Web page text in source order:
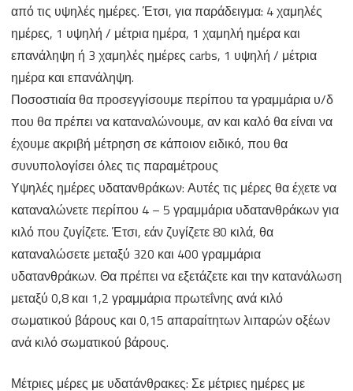
από τις υψηλές ημέρες. Έτσι, για παράδειγμα: 4 χαμηλές
ημέρες, 1 υψηλή / μέτρια ημέρα, 1 χαμηλή ημέρα και
επανάληψη ή 3 χαμηλές ημέρες carbs, 1 υψηλή / μέτρια
ημέρα και επανάληψη.
Ποσοστιαία θα προσεγγίσουμε περίπου τα γραμμάρια υ/δ
που θα πρέπει να καταναλώνουμε, αν και καλό θα είναι να
έχουμε ακριβή μέτρηση σε κάποιον ειδικό, που θα
συνυπολογίσει όλες τις παραμέτρους
Υψηλές ημέρες υδατανθράκων: Αυτές τις μέρες θα έχετε να
καταναλώνετε περίπου 4 – 5 γραμμάρια υδατανθράκων για
κιλό που ζυγίζετε. Έτσι, εάν ζυγίζετε 80 κιλά, θα
καταναλώσετε μεταξύ 320 και 400 γραμμάρια
υδατανθράκων. Θα πρέπει να εξετάζετε και την κατανάλωση
μεταξύ 0,8 και 1,2 γραμμάρια πρωτεΐνης ανά κιλό
σωματικού βάρους και 0,15 απαραίτητων λιπαρών οξέων
ανά κιλό σωματικού βάρους.
Μέτριες μέρες με υδατάνθρακες: Σε μέτριες ημέρες με